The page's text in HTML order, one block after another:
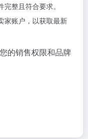
完整且符合要求。
家账户，以获取最新
的销售权限和品牌